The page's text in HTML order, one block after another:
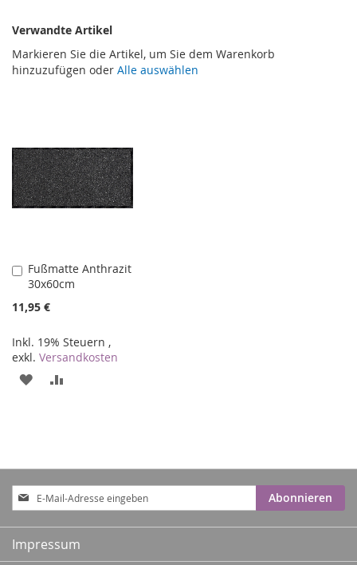
Verwandte Artikel
Markieren Sie die Artikel, um Sie dem Warenkorb
hinzuzufügen oder Alle auswählen
Fußmatte Anthrazit
30x60cm
11,95 €
Inkl. 19% Steuern ,
exkl. Versandkosten
In
den
Warenkorb
ZUR
Anmeldung
zum
Newsletter:
Abonnieren
Impressum